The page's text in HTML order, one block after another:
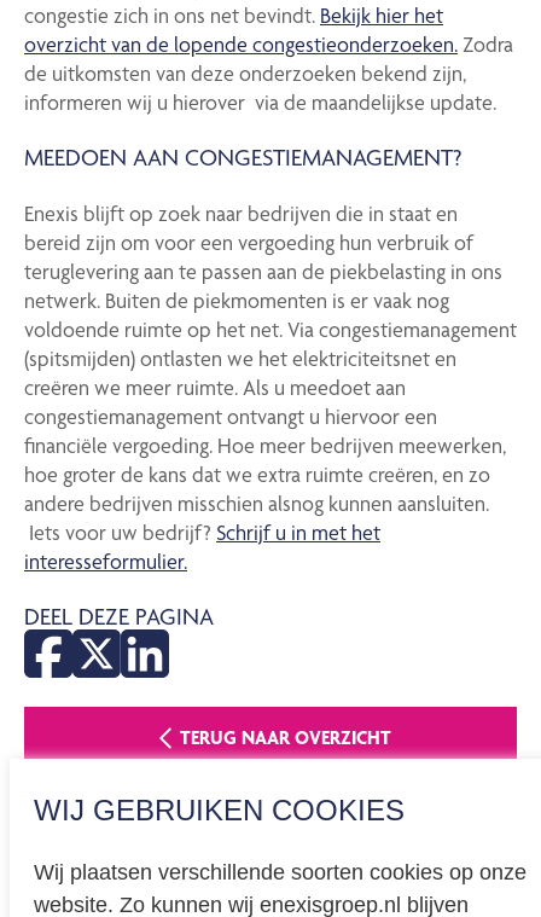
WIJ GEBRUIKEN COOKIES
Wij plaatsen verschillende soorten cookies op onze
website. Zo kunnen wij enexisgroep.nl blijven
congestie zich in ons net bevindt. Bekijk hier het
overzicht van de lopende congestieonderzoeken. Zodra
de uitkomsten van deze onderzoeken bekend zijn,
informeren wij u hierover via de maandelijkse update.
MEEDOEN AAN CONGESTIEMANAGEMENT?
Enexis blijft op zoek naar bedrijven die in staat en
bereid zijn om voor een vergoeding hun verbruik of
teruglevering aan te passen aan de piekbelasting in ons
netwerk. Buiten de piekmomenten is er vaak nog
voldoende ruimte op het net. Via congestiemanagement
(spitsmijden) ontlasten we het elektriciteitsnet en
creëren we meer ruimte. Als u meedoet aan
congestiemanagement ontvangt u hiervoor een
financiële vergoeding. Hoe meer bedrijven meewerken,
hoe groter de kans dat we extra ruimte creëren, en zo
andere bedrijven misschien alsnog kunnen aansluiten.
Iets voor uw bedrijf? Schrijf u in met het
interesseformulier.
DEEL DEZE PAGINA
TERUG NAAR OVERZICHT